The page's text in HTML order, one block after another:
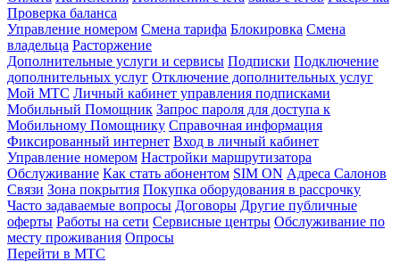
Проверка баланса
Управление номером Смена тарифа Блокировка Смена
владельца Расторжение
Дополнительные услуги и сервисы Подписки Подключение
дополнительных услуг Отключение дополнительных услуг
Мой МТС Личный кабинет управления подписками
Мобильный Помощник Запрос пароля для доступа к
Мобильному Помощнику Справочная информация
Фиксированный интернет Вход в личный кабинет
Управление номером Настройки маршрутизатора
Обслуживание Как стать абонентом SIM ON Адреса Салонов
Связи Зона покрытия Покупка оборудования в рассрочку
Часто задаваемые вопросы Договоры Другие публичные
оферты Работы на сети Сервисные центры Обслуживание по
месту проживания Опросы
Перейти в МТС